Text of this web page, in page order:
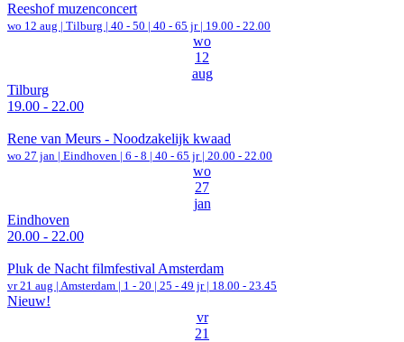
Reeshof muzenconcert
wo 12 aug | Tilburg | 40 - 50 | 40 - 65 jr | 19.00 - 22.00
wo
12
aug
Tilburg
19.00 - 22.00
Rene van Meurs - Noodzakelijk kwaad
wo 27 jan | Eindhoven | 6 - 8 | 40 - 65 jr | 20.00 - 22.00
wo
27
jan
Eindhoven
20.00 - 22.00
Pluk de Nacht filmfestival Amsterdam
vr 21 aug | Amsterdam | 1 - 20 | 25 - 49 jr | 18.00 - 23.45
Nieuw!
vr
21